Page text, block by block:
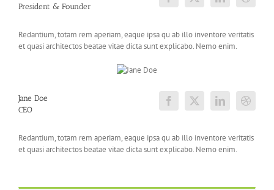
President & Founder
Redantium, totam rem aperiam, eaque ipsa qu ab illo inventore veritatis
et quasi architectos beatae vitae dicta sunt explicabo. Nemo enim.
Jane Doe
CEO
Redantium, totam rem aperiam, eaque ipsa qu ab illo inventore veritatis
et quasi architectos beatae vitae dicta sunt explicabo. Nemo enim.